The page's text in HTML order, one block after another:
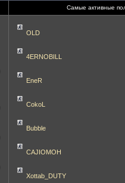
Самые активные
OLD
4ERNOBILL
EneR
CokoL
Bubble
CAJIOMOH
Xottab_DUTY